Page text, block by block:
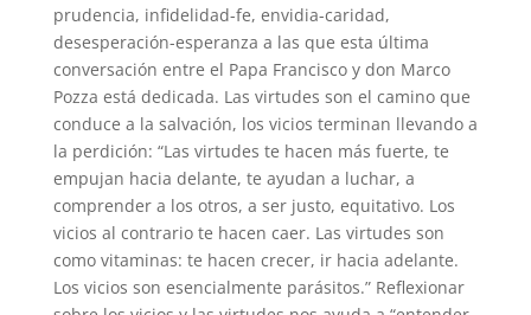
prudencia, infidelidad-fe, envidia-caridad,
desesperación-esperanza a las que esta última
conversación entre el Papa Francisco y don Marco
Pozza está dedicada. Las virtudes son el camino que
conduce a la salvación, los vicios terminan llevando a
la perdición: “Las virtudes te hacen más fuerte, te
empujan hacia delante, te ayudan a luchar, a
comprender a los otros, a ser justo, equitativo. Los
vicios al contrario te hacen caer. Las virtudes son
como vitaminas: te hacen crecer, ir hacia adelante.
Los vicios son esencialmente parásitos.” Reflexionar